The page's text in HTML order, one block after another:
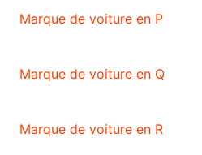
Marque de voiture en P
Marque de voiture en Q
Marque de voiture en R